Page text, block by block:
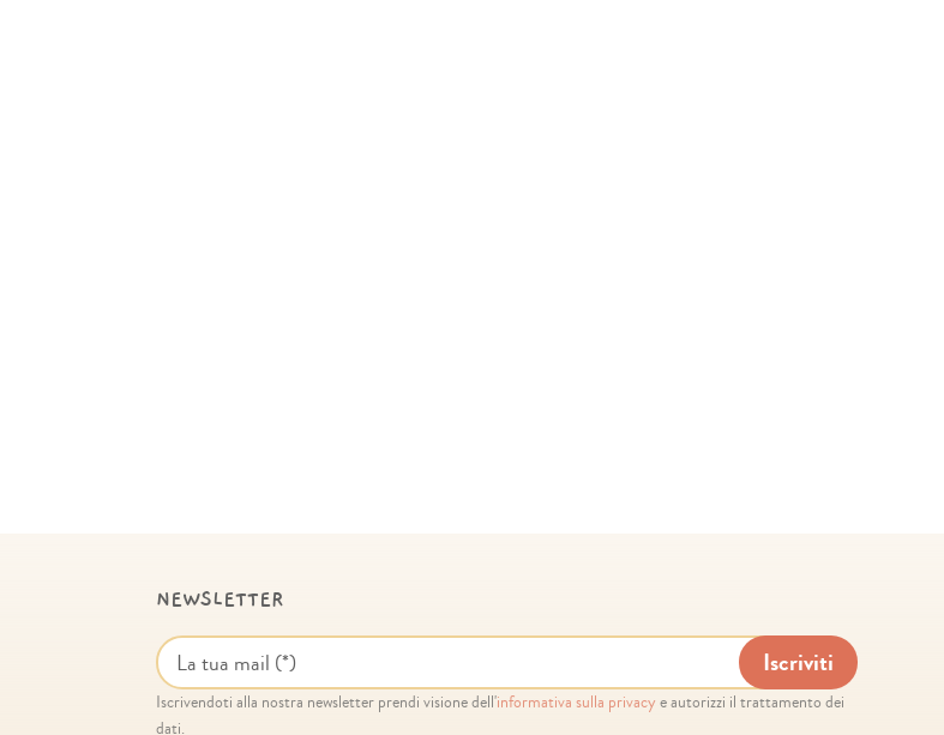
NEWSLETTER
Iscrivendoti alla nostra newsletter prendi visione dell'informativa sulla privacy e autorizzi il trattamento dei
dati.